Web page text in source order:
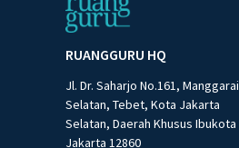
RUANGGURU HQ
Jl. Dr. Saharjo No.161, Manggarai
Selatan, Tebet, Kota Jakarta
Selatan, Daerah Khusus Ibukota
Jakarta 12860